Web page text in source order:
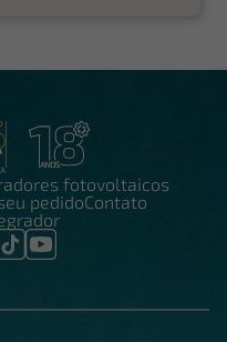
fotovoltaicos
pedidoContato